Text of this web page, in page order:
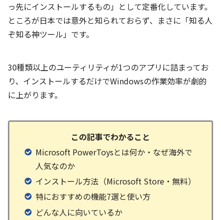
っ先にインストールするもの」として定番化しています。
ところが日本では意外と知られておらず、まさに「知る人
ぞ知る神ツール」です。
30種類以上のユーティリティが1つのアプリに詰まってお
り、インストールするだけでWindowsの作業効率が劇的
に上がります。
この記事でわかること
Microsoft PowerToysとは何か・なぜ海外で
人気なのか
インストール方法（Microsoft Store・無料）
特におすすめの機能7選と使い方
どんな人に向いているか